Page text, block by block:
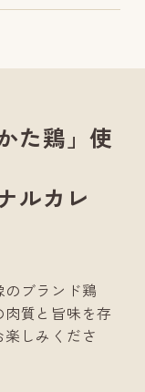
た鶏」使
ルカレ
ブランド鶏
肉質と旨味を存
しみくださ